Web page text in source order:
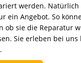
werden.
ein Angebot. So
ob sie die Reparatur
Sie erleben bei uns